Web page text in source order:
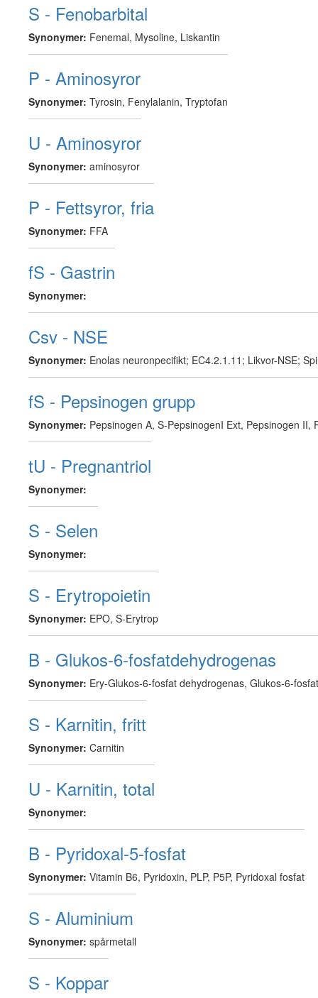
S - Fenobarbital
Synonymer: Fenemal, Mysoline, Liskantin
P - Aminosyror
Synonymer: Tyrosin, Fenylalanin, Tryptofan
U - Aminosyror
Synonymer: aminosyror
P - Fettsyror, fria
Synonymer: FFA
fS - Gastrin
Synonymer:
Csv - NSE
Synonymer: Enolas neuronpecifikt; EC4.2.1.11; Likvor-NSE;
fS - Pepsinogen grupp
Synonymer: Pepsinogen A, S-PepsinogenI Ext, Pepsinogen II,
tU - Pregnantriol
Synonymer:
S - Selen
Synonymer:
S - Erytropoietin
Synonymer: EPO, S-Erytrop
B - Glukos-6-fosfatdehydrogenas
Synonymer: Ery-Glukos-6-fosfat dehydrogenas, Glukos-6-
S - Karnitin, fritt
Synonymer: Carnitin
U - Karnitin, total
Synonymer:
B - Pyridoxal-5-fosfat
Synonymer: Vitamin B6, Pyridoxin, PLP, P5P, Pyridoxal fosfat
S - Aluminium
Synonymer: spårmetall
S - Koppar